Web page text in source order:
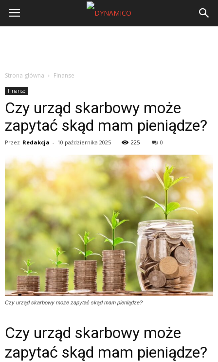
Strona główna Finanse
Finanse
Czy urząd skarbowy może
zapytać skąd mam pieniądze?
Przez Redakcja - 10 października 2025 225 0
Czy urząd skarbowy może zapytać skąd mam pieniądze?
Czy urząd skarbowy może
zapytać skąd mam pieniądze?